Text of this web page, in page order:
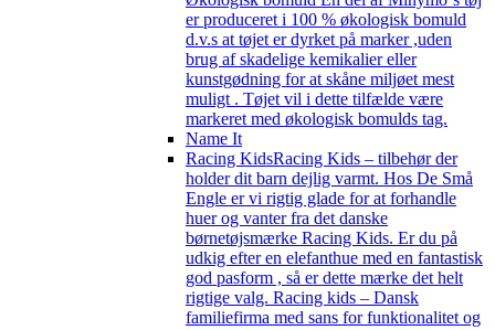
er produceret i 100 % økologisk bomuld
d.v.s at tøjet er dyrket på marker ,uden
brug af skadelige kemikalier eller
kunstgødning for at skåne miljøet mest
muligt . Tøjet vil i dette tilfælde være
markeret med økologisk bomulds tag.
Name It
Racing KidsRacing Kids – tilbehør der
holder dit barn dejlig varmt. Hos De Små
Engle er vi rigtig glade for at forhandle
huer og vanter fra det danske
børnetøjsmærke Racing Kids. Er du på
udkig efter en elefanthue med en fantastisk
god pasform , så er dette mærke det helt
rigtige valg. Racing kids – Dansk
familiefirma med sans for funktionalitet og